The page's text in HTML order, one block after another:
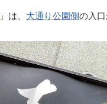
」は、 大通り公園側の入